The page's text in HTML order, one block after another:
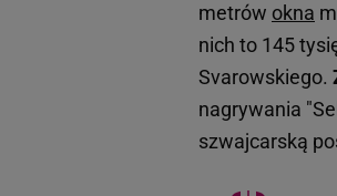
metrów okna
nich to 145
Svarowskiego.
nagrywania
szwajcarską